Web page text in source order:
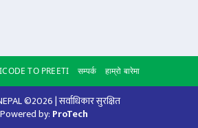
TO PREETI सम्पर्क हाम्रो बारेमा
©2026 | सर्वाधिकार सुरक्षित
Powered by: ProTech